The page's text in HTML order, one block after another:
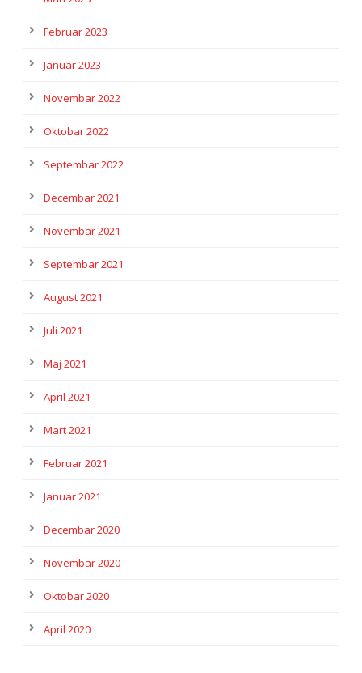
Februar 2023
Januar 2023
Novembar 2022
Oktobar 2022
Septembar 2022
Decembar 2021
Novembar 2021
Septembar 2021
August 2021
Juli 2021
Maj 2021
April 2021
Mart 2021
Februar 2021
Januar 2021
Decembar 2020
Novembar 2020
Oktobar 2020
April 2020